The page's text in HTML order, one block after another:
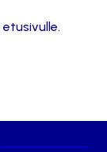
etusivulle.